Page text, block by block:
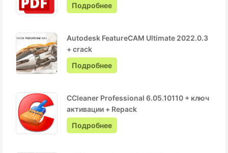
Подробнее
Autodesk FeatureCAM Ultimate 2022.0.3
+ crack
Подробнее
CCleaner Professional 6.05.10110 + ключ
активации + Repack
Подробнее